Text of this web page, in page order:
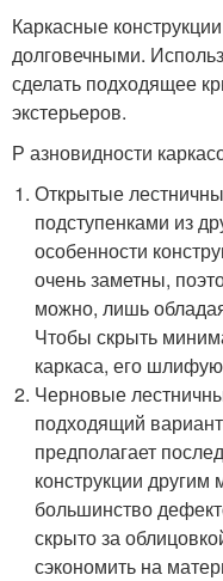
Каркасные
долговечными.
сделать подходящее
экстерьеров.
Р азновидности
Открытые
подступенками из
особенности
очень заметны,
можно, лишь
Чтобы скрыть
каркаса, его
Черновые
подходящий
предполагает
конструкции
большинство
скрыто за
сэкономить на